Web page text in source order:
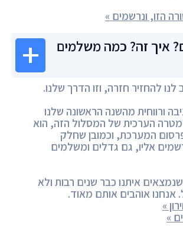
הזו, ונרשמים »
איך זה? כמה משלמים
להחזיר חזרה, וזו הדרך שלנו.
ורווחית מהשנה הראשונה שלנו
הערכית של המסלול הזה, הוא
המערכת, וכמובן שחלק
אליו, גם גדלים ומשלמים
איתנו כבר שנים רבות ולא
אנחנו אוהבים אותם מאוד.
»
»